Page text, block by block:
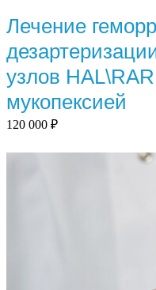
Лечение
узлов
мукопексией
120 000 ₽